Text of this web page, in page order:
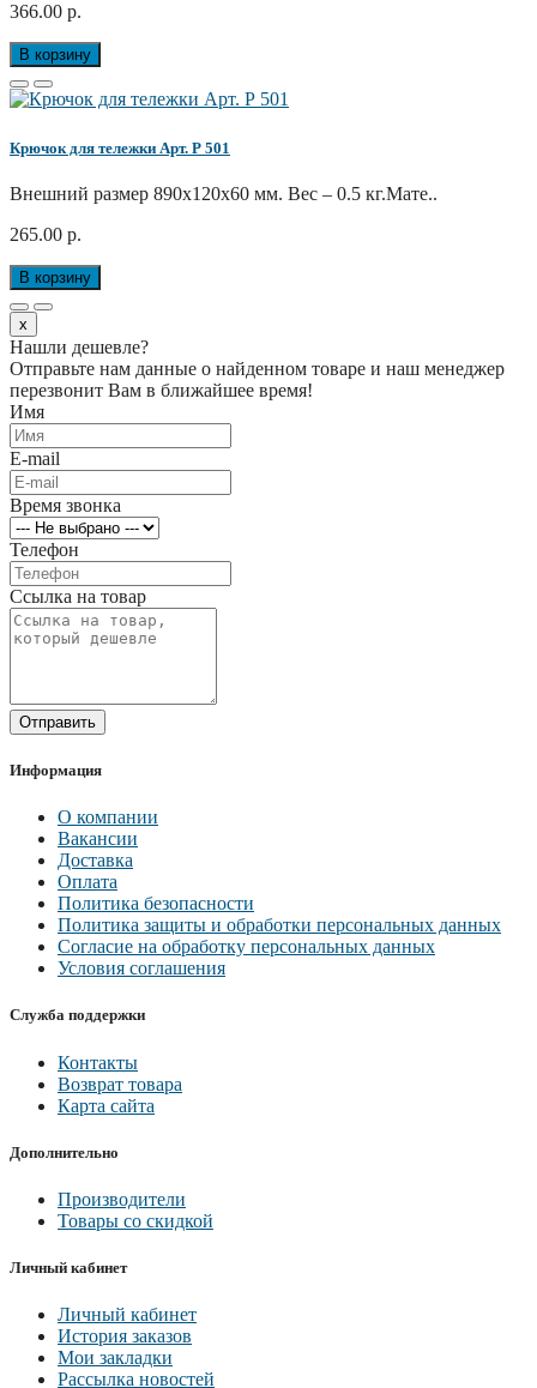
366.00 р.
В корзину
Крючок для тележки Арт. Р 501
Внешний размер 890x120x60 мм. Вес – 0.5 кг.Мате..
265.00 р.
В корзину
x
Нашли дешевле?
Отправьте нам данные о найденном товаре и наш менеджер
перезвонит Вам в ближайшее время!
Имя
E-mail
Время звонка
Телефон
Ссылка на товар
Отправить
Информация
О компании
Вакансии
Доставка
Оплата
Политика безопасности
Политика защиты и обработки персональных данных
Согласие на обработку персональных данных
Условия соглашения
Служба поддержки
Контакты
Возврат товара
Карта сайта
Дополнительно
Производители
Товары со скидкой
Личный кабинет
Личный кабинет
История заказов
Мои закладки
Рассылка новостей